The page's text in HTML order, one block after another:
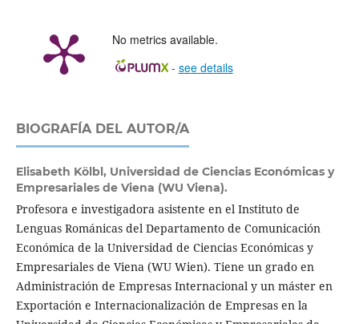
No metrics available.
- see details
BIOGRAFÍA DEL AUTOR/A
Elisabeth Kölbl, Universidad de Ciencias Económicas y
Empresariales de Viena (WU Viena).
Profesora e investigadora asistente en el Instituto de
Lenguas Románicas del Departamento de Comunicación
Económica de la Universidad de Ciencias Económicas y
Empresariales de Viena (WU Wien). Tiene un grado en
Administración de Empresas Internacional y un máster en
Exportación e Internacionalización de Empresas en la